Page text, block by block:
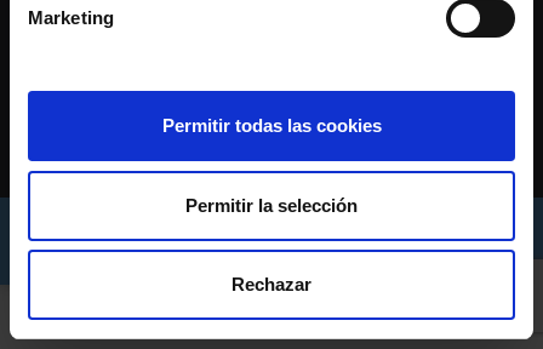
Marketing
Permitir todas las cookies
Permitir la selección
Rechazar
CONTACTO
c/ Príncipe 44, Vigo (Pontevedra)
asede@rccelta.es
AVISO LEGAL
POLÍTICA DE PRIVACIDAD
POLÍTICA DE COOKIES